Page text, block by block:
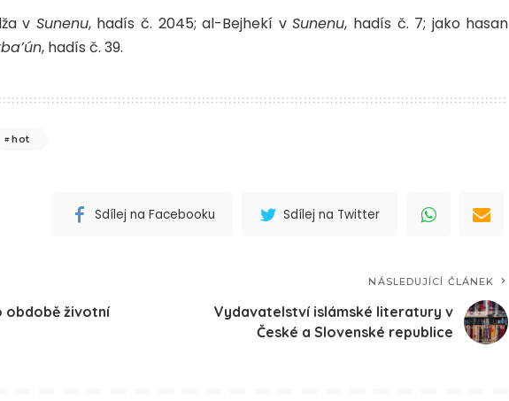
v Sunenu, hadís č. 2045; al-Bejhekí vSunenu, hadís č. 7; jako hasan
, hadís č. 39.
hot
Sdílej na Facebooku Sdílej na Twitter
obdobě životní
NÁSLEDUJÍCÍ ČLÁNEK
Vydavatelství islámské literatury v
České a Slovenské republice